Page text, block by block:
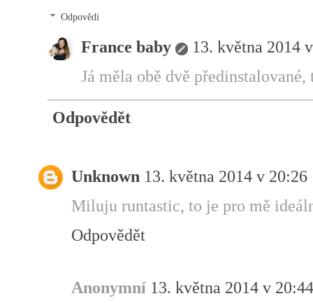
Odpovědi
France baby
13. května 2014
Já měla obě dvě
Odpovědět
Unknown 13. května 2014 v 20:26
Miluju runtastic, to je pro mě
Odpovědět
Anonymní 13. května 2014 v 20:44